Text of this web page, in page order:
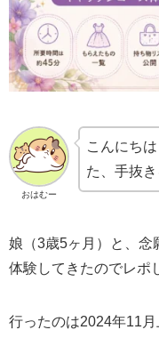
おはむー
こんにち
た、手抜
娘（3歳5ヶ月）と、念
体験してきたのでレポ
行ったのは2024年11